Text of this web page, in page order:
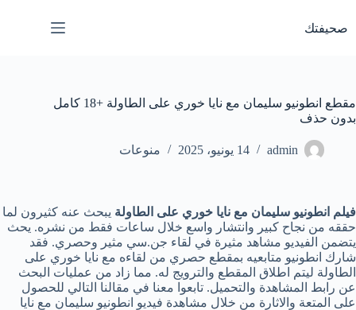
المحتوى
صحيفتك
مقطع انطونيو سليمان مع نايا خوري على الطاولة +18 كامل
بدون حذف
admin 14 يونيو، 2025 منوعات
فيلم انطونيو سليمان مع نايا خوري على الطاولة يبحث عنه كثيرون لما
حققه من نجاح كبير وانتشار واسع خلال ساعات فقط من نشره. يحث
يتضمن الفيديو مشاهد مثيرة في لقاء جن.سي مثير وحصري. فقد
شارك انطونيو متابعيه بمقطع حصري من لقاءه مع نايا خوري على
الطاولة ليتم اطلاق المقطع والترويج له. مما زاد من عمليات البحث
عن رابط المشاهدة والتحميل. تابعوا معنا في مقالنا التالي للحصول
على المتعة والاثارة من خلال مشاهدة فيديو انطونيو سليمان مع نايا